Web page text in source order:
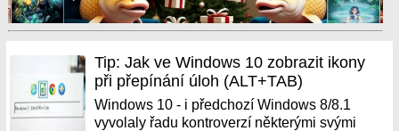
Tip: Jak ve Windows 10 zobrazit ikony
při přepínání úloh (ALT+TAB)
Windows 10 - i předchozí Windows 8/8.1
vyvolaly řadu kontroverzí některými svými